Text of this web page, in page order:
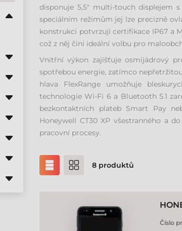
disponuje 5,5" multi-touch displejem
speciálním režimům jej lze precizně
konstrukci potvrzují certifikace IP67 a
což z něj činí ideální volbu pro
Vnitřní výkon zajišťuje osmijádrový
spotřebou energie, zatímco
hlava FlexRange umožňuje
technologie Wi-Fi 6 a Bluetooth 5.1
bezkontaktních plateb Smart Pay
Honeywell CT30 XP všestranného a
pracovní procesy.
8 produktů
Číslo